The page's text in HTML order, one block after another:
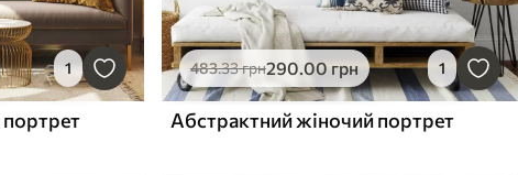
1 483.33грн290.00 грн 1
Абстрактний жіночий портрет